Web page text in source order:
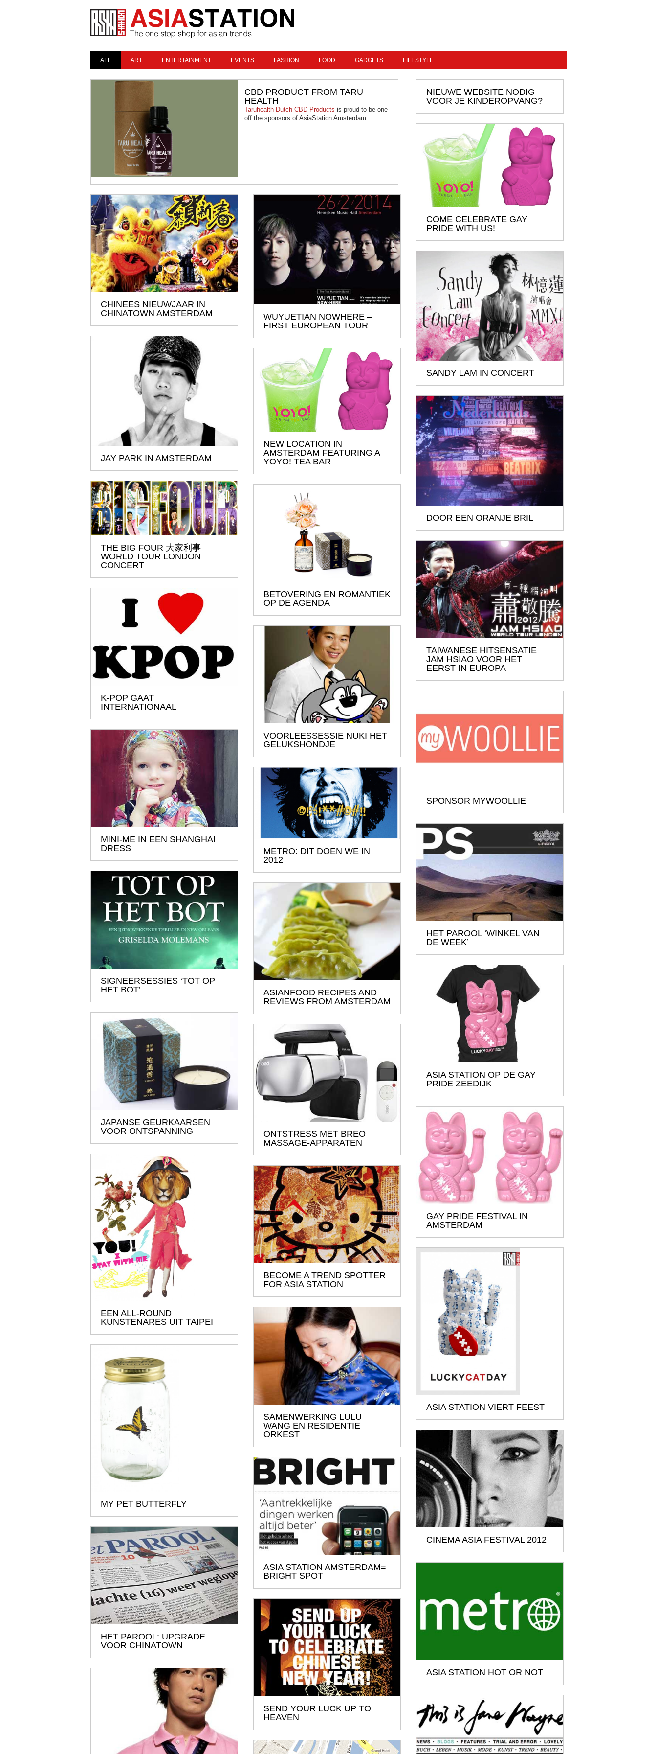
ALL ART ENTERTAINMENT EVENTS FASHION FOOD GADGETS LIFESTYLE
CBD PRODUCT FROM TARU
HEALTH
Taruhealth Dutch CBD Products is proud to be one
off the sponsors of AsiaStation Amsterdam.
NIEUWE WEBSITE NODIG
VOOR JE KINDEROPVANG?
COME CELEBRATE GAY
PRIDE WITH US!
CHINEES NIEUWJAAR IN
CHINATOWN AMSTERDAM
WUYUETIAN NOWHERE –
FIRST EUROPEAN TOUR
SANDY LAM IN CONCERT
JAY PARK IN AMSTERDAM
NEW LOCATION IN
AMSTERDAM FEATURING A
YOYO! TEA BAR
DOOR EEN ORANJE BRIL
THE BIG FOUR 大家利事
WORLD TOUR LONDON
CONCERT
BETOVERING EN ROMANTIEK
OP DE AGENDA
TAIWANESE HITSENSATIE
JAM HSIAO VOOR HET
EERST IN EUROPA
K-POP GAAT
INTERNATIONAAL
VOORLEESSESSIE NUKI HET
GELUKSHONDJE
SPONSOR MYWOOLLIE
MINI-ME IN EEN SHANGHAI
DRESS
METRO: DIT DOEN WE IN
2012
HET PAROOL ‘WINKEL VAN
DE WEEK’
SIGNEERSESSIES ‘TOT OP
HET BOT’
ASIANFOOD RECIPES AND
REVIEWS FROM AMSTERDAM
ASIA STATION OP DE GAY
PRIDE ZEEDIJK
JAPANSE GEURKAARSEN
VOOR ONTSPANNING
ONTSTRESS MET BREO
MASSAGE-APPARATEN
GAY PRIDE FESTIVAL IN
AMSTERDAM
EEN ALL-ROUND
KUNSTENARES UIT TAIPEI
BECOME A TREND SPOTTER
FOR ASIA STATION
ASIA STATION VIERT FEEST
SAMENWERKING LULU
WANG EN RESIDENTIE
ORKEST
MY PET BUTTERFLY
CINEMA ASIA FESTIVAL 2012
ASIA STATION AMSTERDAM=
BRIGHT SPOT
HET PAROOL: UPGRADE
VOOR CHINATOWN
ASIA STATION HOT OR NOT
SEND YOUR LUCK UP TO
HEAVEN